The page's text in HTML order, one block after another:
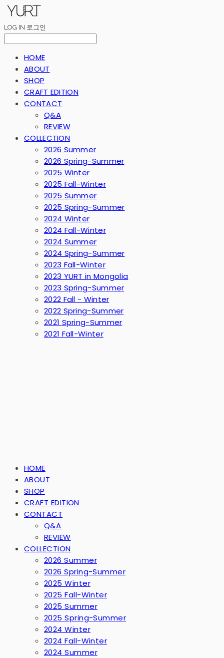
LOG IN 로그인
HOME
ABOUT
SHOP
CRAFT EDITION
CONTACT
Q&A
REVIEW
COLLECTION
2026 Summer
2026 Spring-Summer
2025 Winter
2025 Fall-Winter
2025 Summer
2025 Spring-Summer
2024 Winter
2024 Fall-Winter
2024 Summer
2024 Spring-Summer
2023 Fall-Winter
2023 YURT in Mongolia
2023 Spring-Summer
2022 Fall - Winter
2022 Spring-Summer
2021 Spring-Summer
2021 Fall-Winter
HOME
ABOUT
SHOP
CRAFT EDITION
CONTACT
Q&A
REVIEW
COLLECTION
2026 Summer
2026 Spring-Summer
2025 Winter
2025 Fall-Winter
2025 Summer
2025 Spring-Summer
2024 Winter
2024 Fall-Winter
2024 Summer